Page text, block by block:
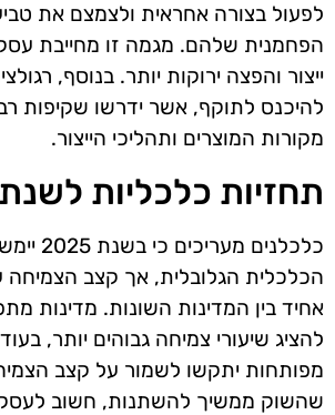
לפעול בצורה אחראית ולצמצם את
הפחמנית שלהם. מגמה זו מחייבת
ייצור והפצה ירוקות יותר. בנוסף,
להיכנס לתוקף, אשר ידרשו שקיפות
מקורות המוצרים ותהליכי הייצור.
תחזיות כלכליות לשנת 2025
כלכלנים
הכלכלית הגלובלית, אך קצב הצמיחה
אחיד בין המדינות השונות. מדינות
להציג שיעורי צמיחה גבוהים יותר,
מפותחות יתקשו לשמור על קצב
שהשוק ממשיך להשתנות, חשוב